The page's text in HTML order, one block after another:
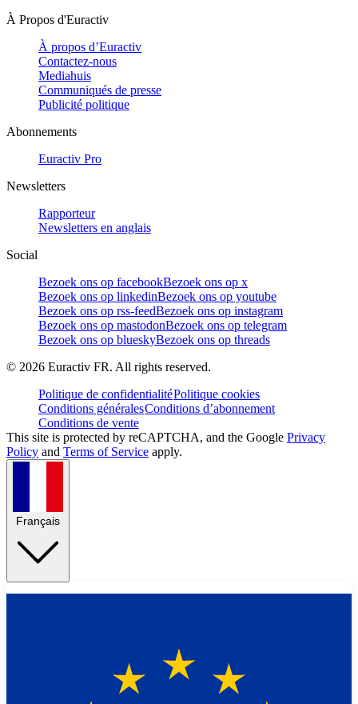
À Propos d'Euractiv
À propos d’Euractiv
Contactez-nous
Mediahuis
Communiqués de presse
Publicité politique
Abonnements
Euractiv Pro
Newsletters
Rapporteur
Newsletters en anglais
Social
Bezoek ons op facebookBezoek ons op x
Bezoek ons op linkedinBezoek ons op youtube
Bezoek ons op rss-feedBezoek ons op instagram
Bezoek ons op mastodonBezoek ons op telegram
Bezoek ons op blueskyBezoek ons op threads
© 2026 Euractiv FR. All rights reserved.
Politique de confidentialitéPolitique cookies
Conditions généralesConditions d’abonnement
Conditions de vente
This site is protected by reCAPTCHA, and the Google Privacy
Policy and Terms of Service apply.
Français